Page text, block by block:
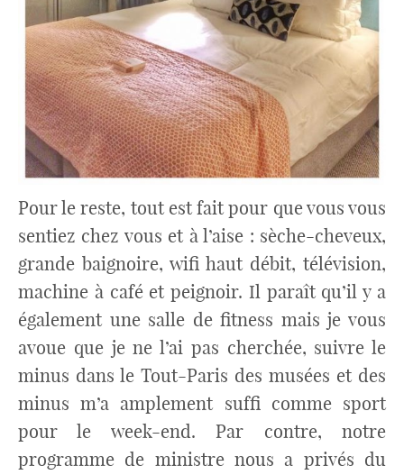
Pour le reste, tout est fait pour que vous vous
sentiez chez vous et à l’aise : sèche-cheveux,
grande baignoire, wifi haut débit, télévision,
machine à café et peignoir. Il paraît qu’il y a
également une salle de fitness mais je vous
avoue que je ne l’ai pas cherchée, suivre le
minus dans le Tout-Paris des musées et des
minus m’a amplement suffi comme sport
pour le week-end. Par contre, notre
programme de ministre nous a privés du